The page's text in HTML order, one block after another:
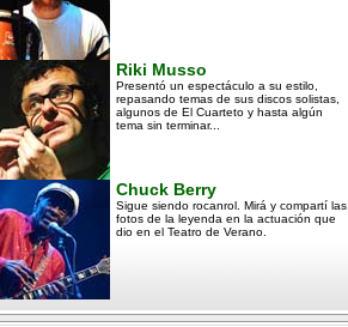
Riki Musso
Presentó un espectáculo a su estilo,
repasando temas de sus discos solistas,
algunos de El Cuarteto y hasta algún
tema sin terminar...
Chuck Berry
Sigue siendo rocanrol. Mirá y compartí las
fotos de la leyenda en la actuación que
dio en el Teatro de Verano.